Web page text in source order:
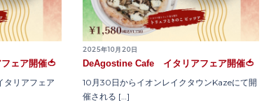
ェア開催🍅
タリアフェア
2025年10月20日
DeAgostine Cafe イタリアフェア開催🍅
10月30日からイオンレイクタウンKazeにて開
催される […]